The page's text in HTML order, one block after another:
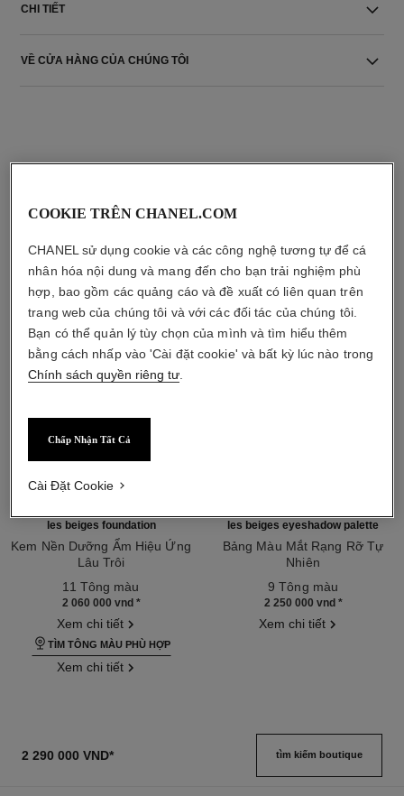
CHI TIẾT
VỀ CỬA HÀNG CỦA CHÚNG TÔI
sản phẩm kết hợp
les beiges foundation
Kem Nền Dưỡng Ẩm Hiệu Ứng
Lâu Trôi
Tham chiếu 184722
11 Tông màu
2 060 000 vnd *
Xem chi tiết
TÌM TÔNG MÀU PHÙ HỢP
Xem chi tiết
les beiges eyeshadow palette
Bảng Màu Mắt Rạng Rỡ Tự
Nhiên
Tham chiếu 184189
9 Tông màu
2 250 000 vnd *
Xem chi tiết
2 290 000 VND* tìm kiếm boutique
COOKIE TRÊN CHANEL.COM
CHANEL sử dụng cookie và các công nghệ tương tự để cá
nhân hóa nội dung và mang đến cho bạn trải nghiệm phù
hợp, bao gồm các quảng cáo và đề xuất có liên quan trên
trang web của chúng tôi và với các đối tác của chúng tôi.
Bạn có thể quản lý tùy chọn của mình và tìm hiểu thêm
bằng cách nhấp vào 'Cài đặt cookie' và bất kỳ lúc nào trong
Chính sách quyền riêng tư
Chấp Nhận Tất Cả
Cài Đặt Cookie